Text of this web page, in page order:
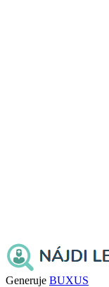
Generuje BUXUS